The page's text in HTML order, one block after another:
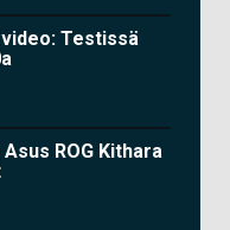
Testissä
ROG Kithara